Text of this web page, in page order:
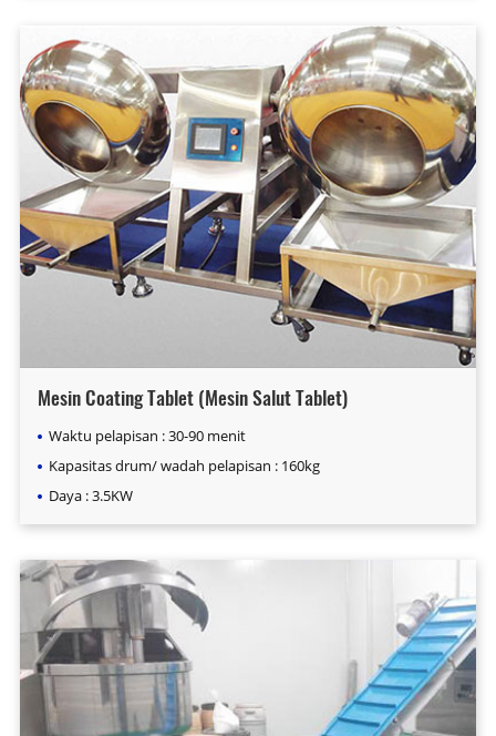
Mesin Coating Tablet (Mesin Salut Tablet)
Waktu pelapisan : 30-90 menit
Kapasitas drum/ wadah pelapisan : 160kg
Daya : 3.5KW